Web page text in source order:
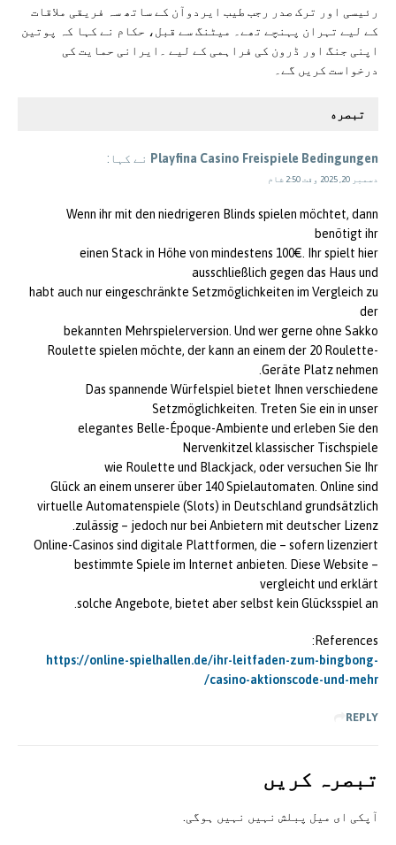
رئیسی اور ترک صدر رجب طیب ایردوآن کے ساتھ سہ فریقی ملاقات
کے لیے تہران پہنچے تھے۔ میٹنگ سے قبل، حکام نے کہا کہ پوتین
اپنی جنگ اور ڈرون کی فراہمی کے لیے ۔ایرانی حمایت کی
درخواست کریں گے۔
تبصره
Playfina Casino Freispiele Bedingungen نے کہا:
دسمبر 20, 2025 وقت 2:50 شام
Wenn ihr mit den niedrigeren Blinds spielen möchtet, dann
benötigt ihr
einen Stack in Höhe von mindestens 100€. Ihr spielt hier
ausschließlich gegen das Haus und
habt auch nur eingeschränkte Setzmöglichkeiten im Vergleich zu
der
bekannten Mehrspielerversion. Und wer gerne ohne Sakko
Roulette spielen möchte, der kann an einem der 20 Roulette-
Geräte Platz nehmen.
Das spannende Würfelspiel bietet Ihnen verschiedene
Setzmöglichkeiten. Treten Sie ein in unser
elegantes Belle-Époque-Ambiente und erleben Sie den
Nervenkitzel klassischer Tischspiele
wie Roulette und Blackjack, oder versuchen Sie Ihr
Glück an einem unserer über 140 Spielautomaten. Online sind
virtuelle Automatenspiele (Slots) in Deutschland grundsätzlich
zulässig – jedoch nur bei Anbietern mit deutscher Lizenz.
Online-Casinos sind digitale Plattformen, die – sofern lizenziert
– bestimmte Spiele im Internet anbieten. Diese Website
vergleicht und erklärt
solche Angebote, bietet aber selbst kein Glücksspiel an.
References:
https://online-spielhallen.de/ihr-leitfaden-zum-bingbong-
casino-aktionscode-und-mehr/
REPLY
تبصرہ کريں
آپکی ای ميل پبلش نہيں نہيں ہوگی.